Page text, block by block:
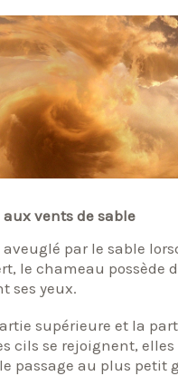
vents de sable
par le sable
le chameau possède
ses yeux.
supérieure et la
cils se rejoignent, elles
passage au plus petit